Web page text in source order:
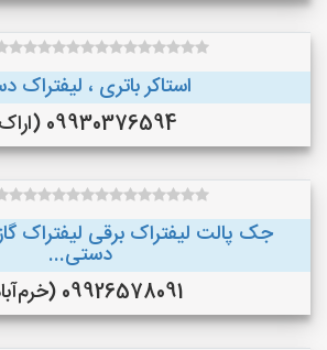
استاکر باتری ، لیفتراک
09930376594 (اراک )
جک پالت لیفتراک برقی لیفتراک
دستی...
09926578091 (خرم‌آباد )